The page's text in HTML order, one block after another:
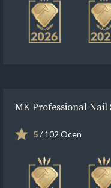
MK Professional Nail
5/ 102 Ocen